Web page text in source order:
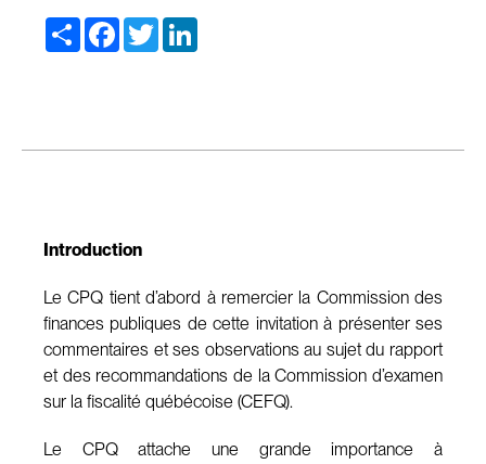
Share Facebook
Twitter
Introduction
Le CPQ tient d’abord à remercier la Commission des
finances publiques de cette invitation à présenter ses
commentaires et ses observations au sujet du rapport
et des recommandations de la Commission d’examen
sur la fiscalité québécoise (CEFQ).
Le CPQ attache une grande importance à